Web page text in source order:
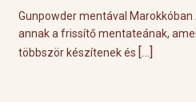
Atay b’nahna – ez a neve
amelyet Marokkóban naponta